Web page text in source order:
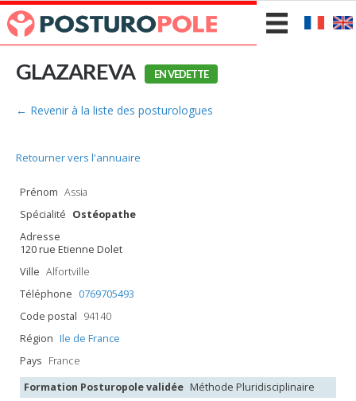
GLAZAREVA EN VEDETTE
← Revenir à la liste des posturologues
Retourner vers l'annuaire
Prénom Assia
Spécialité Ostéopathe
Adresse
120 rue Etienne Dolet
Ville Alfortville
Téléphone 0769705493
Code postal 94140
Région Ile de France
Pays France
Formation Posturopole validée Méthode Pluridisciplinaire